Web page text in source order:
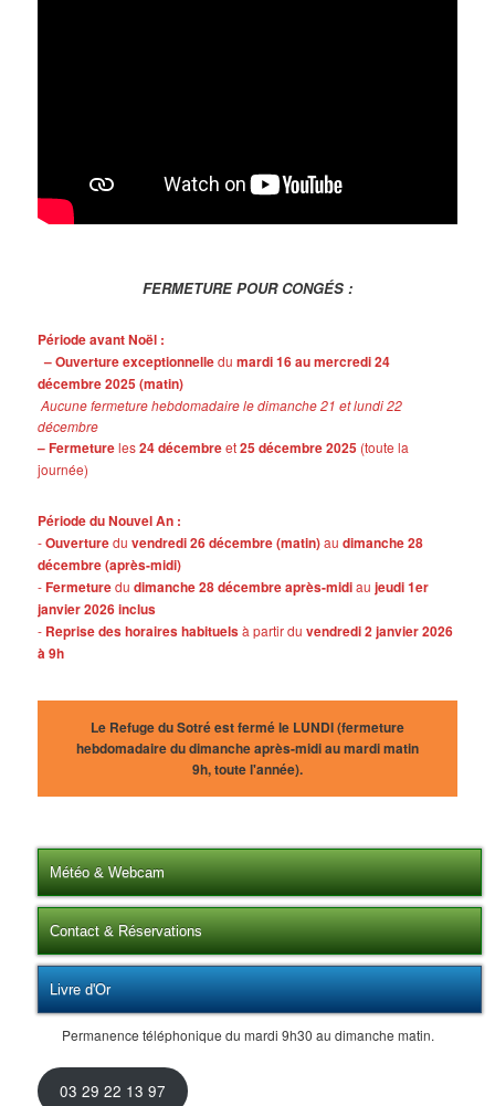
FERMETURE POUR CONGÉS :
Période avant Noël :
– Ouverture exceptionnelledumardi 16 au mercredi 24
décembre 2025 (matin)
Aucune fermeture hebdomadaire le dimanche 21 et lundi 22
décembre
– Fermetureles24 décembreet25 décembre 2025 (toute la
journée)
Période du Nouvel An :
-Ouvertureduvendredi 26 décembre (matin)audimanche 28
décembre (après-midi)
-Fermeturedudimanche 28 décembre après-midiaujeudi 1er
janvier 2026 inclus
- Reprise des horaires habituelsà partir duvendredi 2 janvier 2026
à 9h
Le Refuge du Sotré est fermé le LUNDI (fermeture
hebdomadaire du dimanche après-midi au mardi matin
9h, toute l'année).
Météo & Webcam
Contact & Réservations
Livre d'Or
Permanence téléphonique du mardi 9h30 au dimanche matin.
03 29 22 13 97